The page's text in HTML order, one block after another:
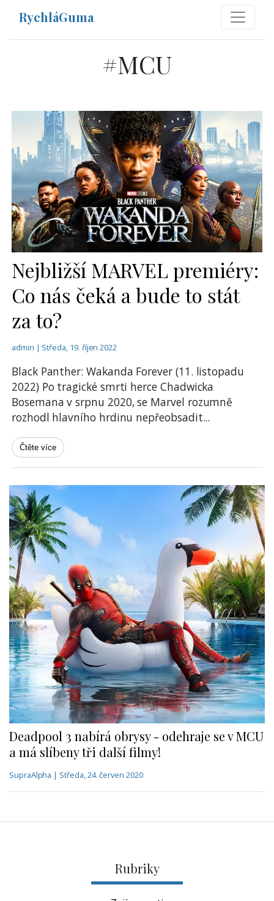
RychláGuma
#MCU
Nejbližší MARVEL premiéry:
Co nás čeká a bude to stát
za to?
admin | Středa, 19. říjen 2022
Black Panther: Wakanda Forever (11. listopadu
2022) Po tragické smrti herce Chadwicka
Bosemana v srpnu 2020, se Marvel rozumně
rozhodl hlavního hrdinu nepřeobsadit...
Čtěte více
Deadpool 3 nabírá obrysy - odehraje se v MCU
a má slíbeny tři další filmy!
SupraAlpha | Středa, 24. červen 2020
Rubriky